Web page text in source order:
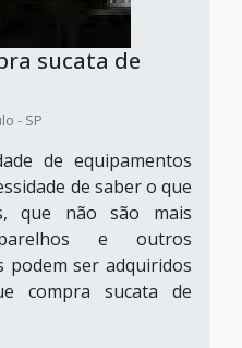
sucata de
- SP
de equipamentos
de saber o que
que não são mais
e outros
podem ser adquiridos
compra sucata de